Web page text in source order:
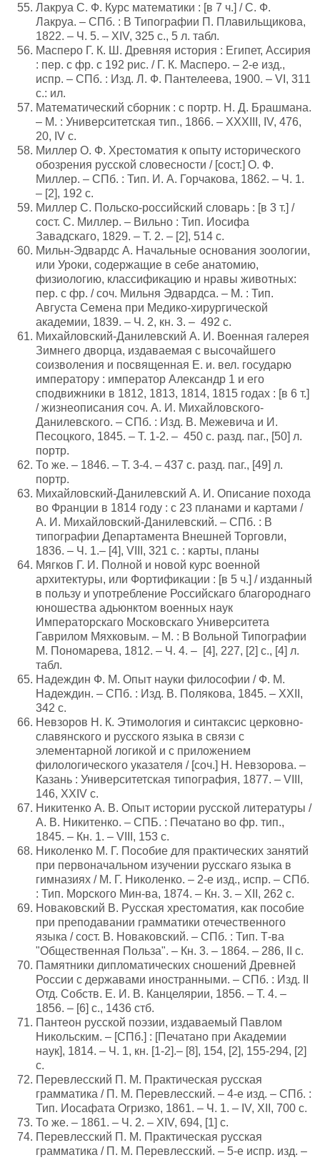
Лакруа С. Ф. Курс математики : [в 7 ч.] / С. Ф.
Лакруа. – СПб. : В Типографии П. Плавильщикова,
1822. – Ч. 5. – XIV, 325 с., 5 л. табл.
Масперо Г. К. Ш. Древняя история : Египет, Ассирия
: пер. с фр. с 192 рис. / Г. К. Масперо. – 2-е изд.,
испр. – СПб. : Изд. Л. Ф. Пантелеева, 1900. – VI, 311
с.: ил.
Математический сборник : с портр. Н. Д. Брашмана.
– М. : Университетская тип., 1866. – XXXIII, IV, 476,
20, IV с.
Миллер О. Ф. Хрестоматия к опыту исторического
обозрения русской словесности / [сост.] О. Ф.
Миллер. – СПб. : Тип. И. А. Горчакова, 1862. – Ч. 1.
– [2], 192 с.
Миллер С. Польско-российский словарь : [в 3 т.] /
сост. С. Миллер. – Вильно : Тип. Иосифа
Завадскаго, 1829. – Т. 2. – [2], 514 с.
Мильн-Эдвардс А. Начальные основания зоологии,
или Уроки, содержащие в себе анатомию,
физиологию, классификацию и нравы животных:
пер. с фр. / соч. Мильня Эдвардса. – М. : Тип.
Августа Семена при Медико-хирургической
академии, 1839. – Ч. 2, кн. 3. – 492 с.
Михайловский-Данилевский А. И. Военная галерея
Зимнего дворца, издаваемая с высочайшего
соизволения и посвященная Е. и. вел. государю
императору : император Александр 1 и его
сподвижники в 1812, 1813, 1814, 1815 годах : [в 6 т.]
/ жизнеописания соч. А. И. Михайловского-
Данилевского. – СПб. : Изд. В. Межевича и И.
Песоцкого, 1845. – Т. 1-2. – 450 с. разд. паг., [50] л.
портр.
То же. – 1846. – Т. 3-4. – 437 с. разд. паг., [49] л.
портр.
Михайловский-Данилевский А. И. Описание похода
во Франции в 1814 году : с 23 планами и картами /
А. И. Михайловский-Данилевский. – СПб. : В
типографии Департамента Внешней Торговли,
1836. – Ч. 1.– [4], VIII, 321 с. : карты, планы
Мягков Г. И. Полной и новой курс военной
архитектуры, или Фортификации : [в 5 ч.] / изданный
в пользу и употребление Российскаго благороднаго
юношества адьюнктом военных наук
Императорскаго Московскаго Университета
Гаврилом Мяхковым. – М. : В Вольной Типографии
М. Пономарева, 1812. – Ч. 4. – [4], 227, [2] с., [4] л.
табл.
Надеждин Ф. М. Опыт науки философии / Ф. М.
Надеждин. – СПб. : Изд. В. Полякова, 1845. – XXII,
342 с.
Невзоров Н. К. Этимология и синтаксис церковно-
славянского и русского языка в связи с
элементарной логикой и с приложением
филологического указателя / [соч.] Н. Невзорова. –
Казань : Университетская типография, 1877. – VIII,
146, XXIV с.
Никитенко А. В. Опыт истории русской литературы /
А. В. Никитенко. – СПБ. : Печатано во фр. тип.,
1845. – Кн. 1. – VIII, 153 с.
Николенко М. Г. Пособие для практических занятий
при первоначальном изучении русскаго языка в
гимназиях / М. Г. Николенко. – 2-е изд., испр. – СПб.
: Тип. Морского Мин-ва, 1874. – Кн. 3. – XII, 262 с.
Новаковский В. Русская хрестоматия, как пособие
при преподавании грамматики отечественного
языка / сост. В. Новаковский. – СПб. : Тип. Т-ва
"Общественная Польза". – Кн. 3. – 1864. – 286, II с.
Памятники дипломатических сношений Древней
России с державами иностранными. – СПб. : Изд. II
Отд. Собств. Е. И. В. Канцелярии, 1856. – Т. 4. –
1856. – [6] с., 1436 стб.
Пантеон русской поэзии, издаваемый Павлом
Никольским. – [СПб.] : [Печатано при Академии
наук], 1814. – Ч. 1, кн. [1-2].– [8], 154, [2], 155-294, [2]
с.
Перевлесский П. М. Практическая русская
грамматика / П. М. Перевлесский. – 4-е изд. – СПб. :
Тип. Иосафата Огризко, 1861. – Ч. 1. – IV, XII, 700 с.
То же. – 1861. – Ч. 2. – XIV, 694, [1] с.
Перевлесский П. М. Практическая русская
грамматика / П. М. Перевлесский. – 5-е испр. изд. –